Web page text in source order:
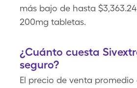
más bajo de hasta
200mg tabletas.
¿Cuánto cuesta
seguro?
El precio de venta promedio